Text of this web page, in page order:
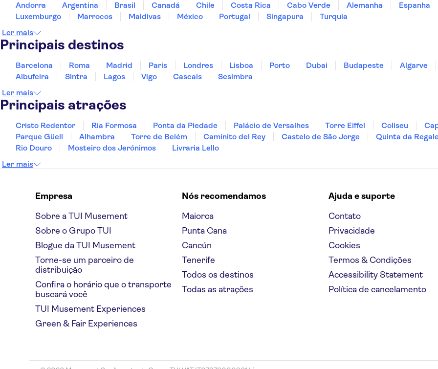
Andorra Argentina Brasil Canadá Chile Costa Rica Cabo Verde Alemanha
Espanha
Luxemburgo
Marrocos Maldivas México Portugal Singapura
Turquia
Ler mais
Principais destinos
Barcelona Roma Madrid Paris Londres Lisboa Porto Dubai Budapeste
Algarve
Albufeira
Sintra Lagos Vigo Cascais
Sesimbra
Ler mais
Principais atrações
Cristo Redentor Ria Formosa Ponta da Piedade Palácio de Versalhes Torre Eiffel Coliseu
Parque Güell
Alhambra Torre de Belém Caminito del Rey Castelo de São Jorge
Quinta da
Rio Douro
Mosteiro dos Jerónimos
Livraria Lello
Ler mais
Empresa
Sobre a TUI Musement
Sobre o Grupo TUI
Blogue da TUI Musement
Torne-se um parceiro de
distribuição
Confira o horário que o transporte
buscará você
TUI Musement Experiences
Green & Fair Experiences
Nós recomendamos
Maiorca
Punta Cana
Cancún
Tenerife
Todos os destinos
Todas as atrações
Ajuda e suporte
Contato
Privacidade
Cookies
Termos & Condições
Accessibility Statement
Política de cancelamento